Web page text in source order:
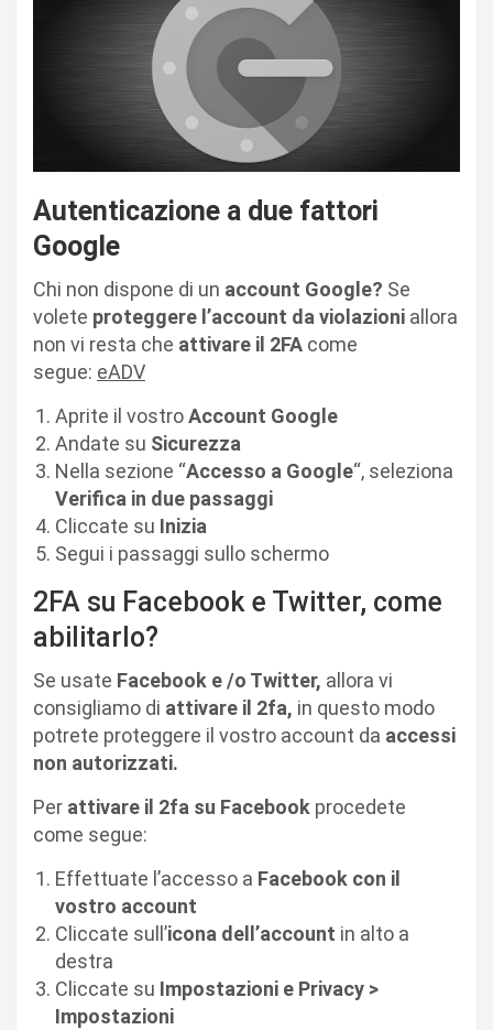
Autenticazione a due fattori
Google
Chi non dispone di un account Google? Se
volete proteggere l’account da violazioni allora
non vi resta che attivare il 2FA come
segue: eADV
Aprite il vostroAccount Google
Andate su Sicurezza
Nella sezione “Accesso a Google“, seleziona
Verifica in due passaggi
Cliccate su Inizia
Segui i passaggi sullo schermo
2FA su Facebook e Twitter, come
abilitarlo?
Se usate Facebook e /o Twitter, allora vi
consigliamo di attivare il 2fa, in questo modo
potrete proteggere il vostro account da accessi
non autorizzati.
Per attivare il 2fa su Facebook procedete
come segue:
Effettuate l’accesso a Facebook con il
vostro account
Cliccate sull’icona dell’account in alto a
destra
Cliccate su Impostazioni e Privacy >
Impostazioni